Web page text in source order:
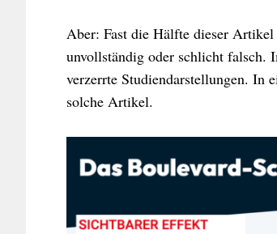
Aber: Fast die Hälfte dieser Artikel
unvollständig oder schlicht falsch.
verzerrte Studiendarstellungen. In
solche Artikel.